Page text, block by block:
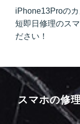
iPhone13Proの
短即日修理のス
ださい！
スマホの修